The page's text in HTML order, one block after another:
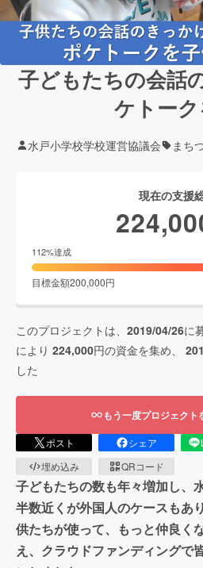
子どもたちの会話
ケトーク
水戸小学校学校運営協議会 まち
現在の支援
112%達成
目標金額200,000円
このプロジェクトは、 2019/04/26に
により 224,000円の資金を集め、
した
もう一度プロジェクト
ポスト シェア
埋め込み
QRコード
子どもたちの数も年々増加し、
半数近くが外国人のケースもあ
供たちが使って、もっと仲良く
え、クラウドファンディングで